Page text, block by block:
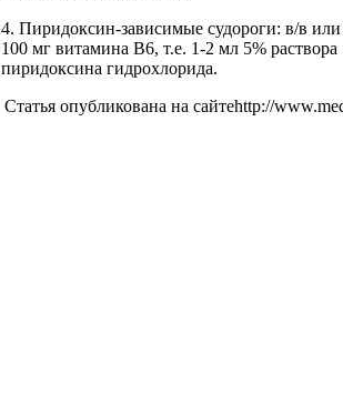
4. Пиридоксин-зависимые судороги: в/в
100 мг витамина В6, т.е. 1-2 мл 5% раствора
пиридоксина гидрохлорида.
Статья опубликована на сайтеhttp://